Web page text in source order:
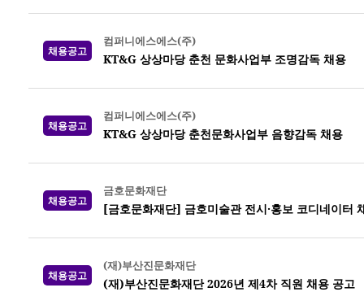
채용공고
컴퍼니에스에스(주)
KT&G 상상마당 춘천 문화사업부 조명감독 채용
채용공고
컴퍼니에스에스(주)
KT&G 상상마당 춘천문화사업부 음향감독 채용
채용공고
금호문화재단
[금호문화재단] 금호미술관 전시·홍보 코디네이터
채용공고
(재)부산진문화재단
(재)부산진문화재단 2026년 제4차 직원 채용 공고